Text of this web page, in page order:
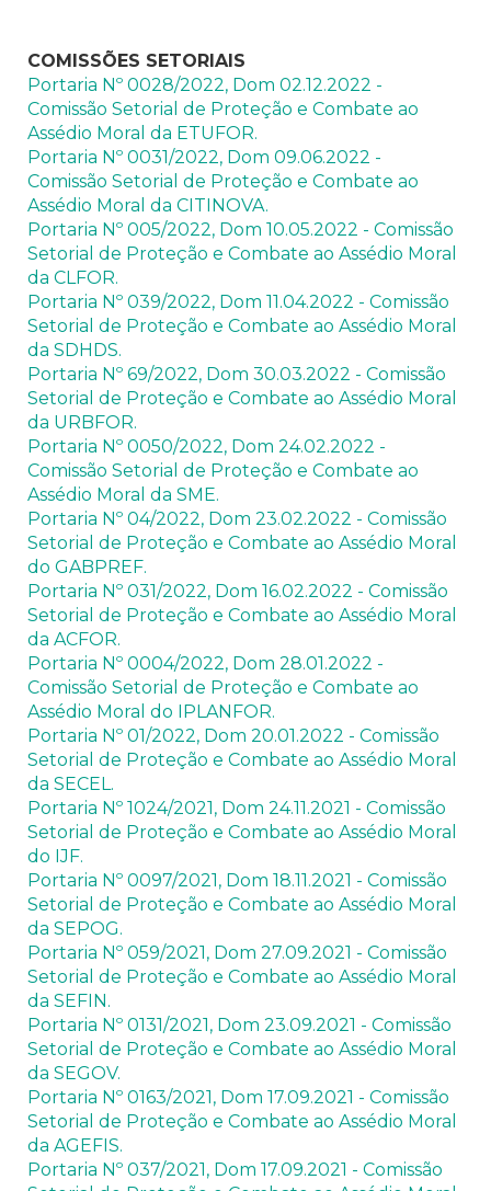
COMISSÕES SETORIAIS
Portaria Nº 0028/2022, Dom 02.12.2022 -
Comissão Setorial de Proteção e Combate ao
Assédio Moral da ETUFOR.
Portaria Nº 0031/2022, Dom 09.06.2022 -
Comissão Setorial de Proteção e Combate ao
Assédio Moral da CITINOVA.
Portaria Nº 005/2022, Dom 10.05.2022 - Comissão
Setorial de Proteção e Combate ao Assédio Moral
da CLFOR.
Portaria Nº 039/2022, Dom 11.04.2022 - Comissão
Setorial de Proteção e Combate ao Assédio Moral
da SDHDS.
Portaria Nº 69/2022, Dom 30.03.2022 - Comissão
Setorial de Proteção e Combate ao Assédio Moral
da URBFOR.
Portaria Nº 0050/2022, Dom 24.02.2022 -
Comissão Setorial de Proteção e Combate ao
Assédio Moral da SME.
Portaria Nº 04/2022, Dom 23.02.2022 - Comissão
Setorial de Proteção e Combate ao Assédio Moral
do GABPREF.
Portaria Nº 031/2022, Dom 16.02.2022 - Comissão
Setorial de Proteção e Combate ao Assédio Moral
da ACFOR.
Portaria Nº 0004/2022, Dom 28.01.2022 -
Comissão Setorial de Proteção e Combate ao
Assédio Moral do IPLANFOR.
Portaria Nº 01/2022, Dom 20.01.2022 - Comissão
Setorial de Proteção e Combate ao Assédio Moral
da SECEL.
Portaria Nº 1024/2021, Dom 24.11.2021 - Comissão
Setorial de Proteção e Combate ao Assédio Moral
do IJF.
Portaria Nº 0097/2021, Dom 18.11.2021 - Comissão
Setorial de Proteção e Combate ao Assédio Moral
da SEPOG.
Portaria Nº 059/2021, Dom 27.09.2021 - Comissão
Setorial de Proteção e Combate ao Assédio Moral
da SEFIN.
Portaria Nº 0131/2021, Dom 23.09.2021 - Comissão
Setorial de Proteção e Combate ao Assédio Moral
da SEGOV.
Portaria Nº 0163/2021, Dom 17.09.2021 - Comissão
Setorial de Proteção e Combate ao Assédio Moral
da AGEFIS.
Portaria Nº 037/2021, Dom 17.09.2021 - Comissão